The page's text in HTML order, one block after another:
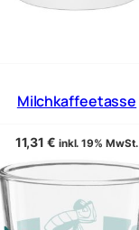
Milchkaffeetasse
11,31€ inkl. 19% MwSt.